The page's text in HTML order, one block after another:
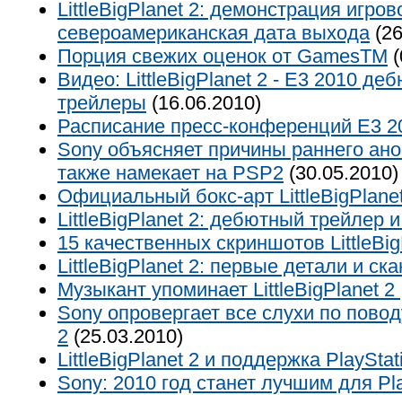
LittleBigPlanet 2: демонстрация
североамериканская дата выхода
Порция свежих оценок от GamesTM
Видео: LittleBigPlanet 2 - E3 2010
трейлеры (16.06.2010)
Расписание пресс-конференций E3
Sony объясняет причины раннего
также намекает на PSP2 (30.05.2010)
Официальный бокс-арт
LittleBigPlanet 2: дебютный трейлер
15 качественных скриншотов
LittleBigPlanet 2: первые детали и
Музыкант упоминает LittleBigPlanet 2
Sony опровергает все слухи по
2 (25.03.2010)
LittleBigPlanet 2 и поддержка
Sony: 2010 год станет лучшим для